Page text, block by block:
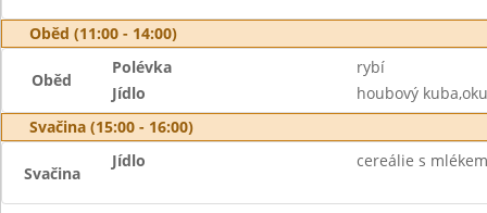
Oběd (11:00 - 14:00)
Oběd
Polévka
rybí
Jídlo
houbový
Svačina (15:00 - 16:00)
Svačina
Jídlo cereálie s